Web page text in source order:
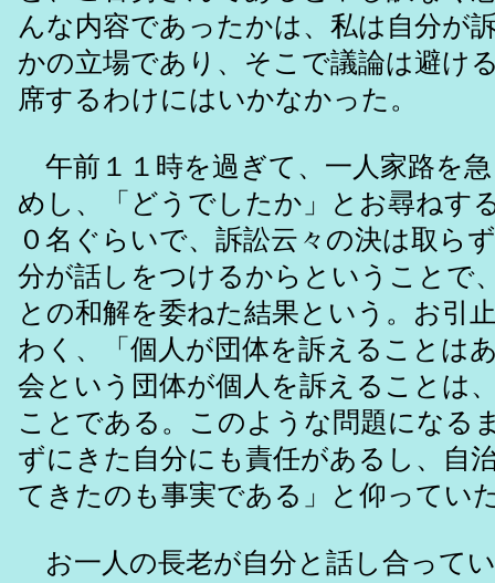
んな内容であったかは、私は自分が
かの立場であり、そこで議論は避け
席するわけにはいかなかった。
午前１１時を過ぎて、一人家路を
めし、「どうでしたか」とお尋ねす
０名ぐらいで、訴訟云々の決は取ら
分が話しをつけるからということで
との和解を委ねた結果という。お引
わく、「個人が団体を訴えることは
会という団体が個人を訴えることは
ことである。このような問題になる
ずにきた自分にも責任があるし、自
てきたのも事実である」と仰ってい
お一人の長老が自分と話し合って